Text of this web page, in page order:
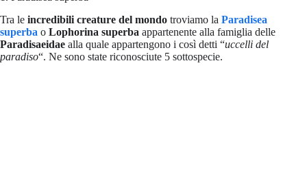
Tra le incredibili creature del mondo troviamo la Paradisea
superba o Lophorina superba appartenente alla famiglia delle
Paradisaeidae alla quale appartengono i così detti “uccelli del
paradiso“. Ne sono state riconosciute 5 sottospecie.